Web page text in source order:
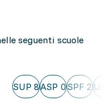
seguenti scuole
SUP 8ASP 0SPF 2Uni